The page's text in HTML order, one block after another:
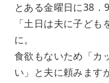
とある金曜日に38．
「土日は夫に子ど
に。
食欲もないため「カ
い」と夫に頼みます